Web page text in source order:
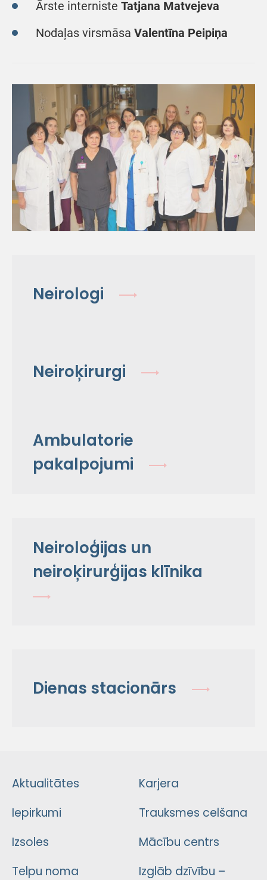
Ārste interniste Tatjana Matvejeva
Nodaļas virsmāsa Valentīna Peipiņa
Neirologi
Neiroķirurgi
Ambulatorie
pakalpojumi
Neiroloģijas un
neiroķirurģijas klīnika
Dienas stacionārs
Aktualitātes
Iepirkumi
Izsoles
Telpu noma
Karjera
Trauksmes celšana
Mācību centrs
Izglāb dzīvību –